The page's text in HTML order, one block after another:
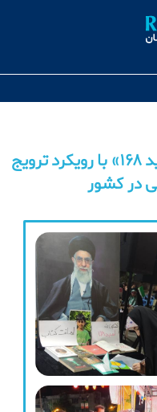
راه‌اندازی کتابخانه مردمی «امید ۱۶۸» با رویکرد ترویج
در کشور